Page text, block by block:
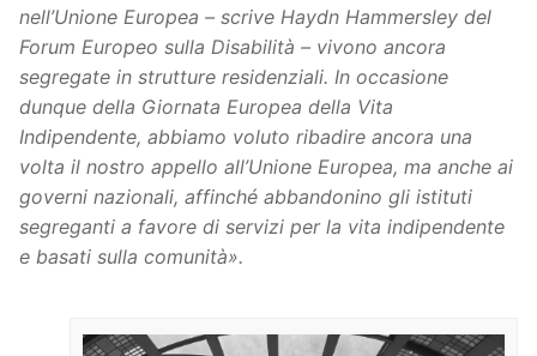
nell’Unione Europea – scrive Haydn Hammersley del
Forum Europeo sulla Disabilità – vivono ancora
segregate in strutture residenziali. In occasione
dunque della Giornata Europea della Vita
Indipendente, abbiamo voluto ribadire ancora una
volta il nostro appello all’Unione Europea, ma anche ai
governi nazionali, affinché abbandonino gli istituti
segreganti a favore di servizi per la vita indipendente
e basati sulla comunità».